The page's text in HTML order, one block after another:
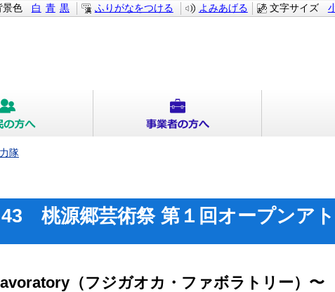
文字サイズ
景色 白 青 黒 ふりがなをつける よみあげる
隊
桃源郷芸術祭 第１回オープンア
（フジガオカ・ファボラトリー）〜